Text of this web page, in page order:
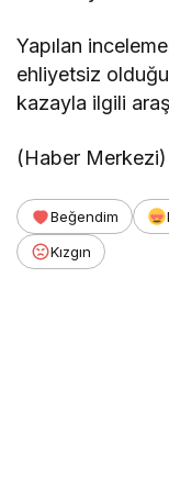
Yapılan
ehliyetsiz
kazayla ilgili
(Haber Merkezi)
Beğendim
Kızgın